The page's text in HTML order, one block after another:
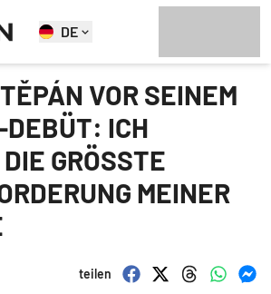
DE
VOR SEINEM
DEBÜT: ICH
GRÖSSTE
MEINER
teilen